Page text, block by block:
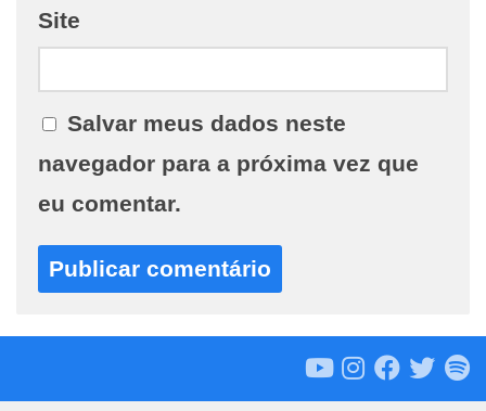
Site
Salvar meus dados neste
navegador para a próxima vez que
eu comentar.